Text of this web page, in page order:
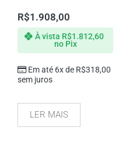
R$1.908,00
Em até 6x de R$318,00
sem juros
À vista R$1.812,60
no Pix
LER MAIS